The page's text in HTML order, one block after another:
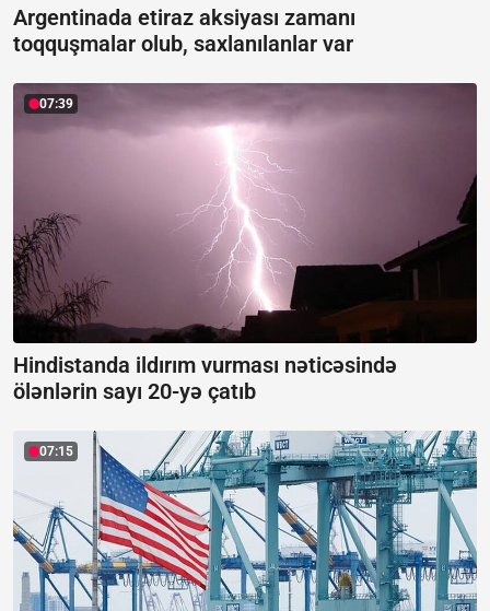
Argentinada etiraz aksiyası zamanı
toqquşmalar olub, saxlanılanlar var
07:39
Hindistanda ildırım vurması nəticəsində
ölənlərin sayı 20-yə çatıb
07:15